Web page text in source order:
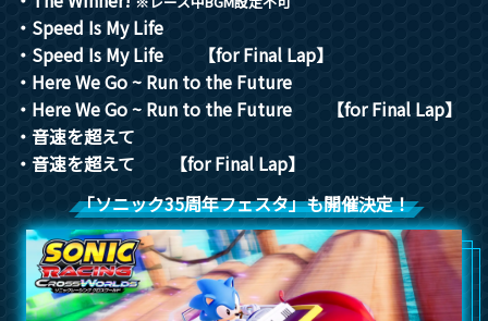
・Speed Is My Life
・Speed Is My Life 【for Final Lap】
・Here We Go ~ Run to the Future
・Here We Go ~ Run to the Future 【for Final Lap】
・音速を超えて
・音速を超えて 【for Final Lap】
「ソニック35周年フェスタ」も開催決定！